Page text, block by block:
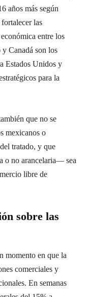
años más según
las
entre los
Canadá son los
Estados Unidos y
para la
que no se
mexicanos o
tratado, y que
o no arancelaria— sea
libre de
sobre las
momento en que la
comerciales y
En semanas